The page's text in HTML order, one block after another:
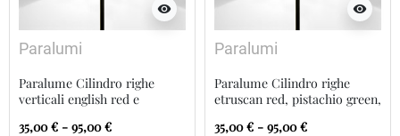
visibility
Paralumi
Paralume Cilindro righe
verticali english red e
35,00 € - 95,00 €
visibility
Paralumi
Paralume Cilindro righe
etruscan red, pistachio green,
35,00 € - 95,00 €